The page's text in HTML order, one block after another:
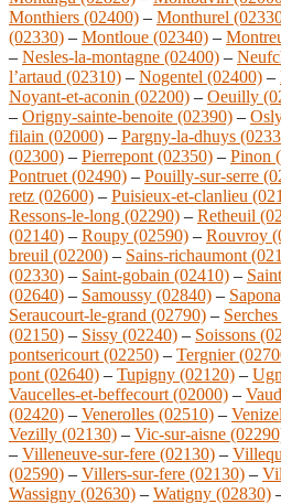
Monthiers (02400) – Monthurel
(02330) – Montloue (02340) –
– Nesles-la-montagne (02400) –
l’artaud (02310) – Nogentel (02400) –
Noyant-et-aconin (02200) – Oeuilly
– Origny-sainte-benoite (02390) –
filain (02000) – Pargny-la-dhuys
(02300) – Pierrepont (02350) – Pinon
Pontruet (02490) – Pouilly-sur-serre
retz (02600) – Puisieux-et-clanlieu
Ressons-le-long (02290) – Retheuil
(02140) – Roupy (02590) – Rouvroy
breuil (02200) – Sains-richaumont
(02330) – Saint-gobain (02410) –
(02640) – Samoussy (02840) –
Seraucourt-le-grand (02790) –
(02150) – Sissy (02240) – Soissons
pontsericourt (02250) – Tergnier
pont (02640) – Tupigny (02120) –
Vaucelles-et-beffecourt (02000) –
(02420) – Venerolles (02510) –
Vezilly (02130) – Vic-sur-aisne
– Villeneuve-sur-fere (02130) –
(02590) – Villers-sur-fere (02130) –
Wassigny (02630) – Watigny (02830)